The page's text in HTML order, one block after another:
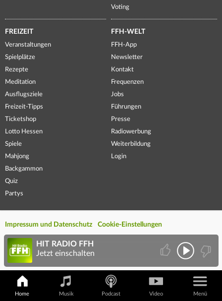
Voting
FREIZEIT
Veranstaltungen
Spielplätze
Rezepte
Meditation
Ausflugsziele
Freizeit-Tipps
Ticketshop
Lotto Hessen
Spiele
Mahjong
Backgammon
Quiz
Partys
FFH-WELT
FFH-App
Newsletter
Kontakt
Frequenzen
Jobs
Führungen
Presse
Radiowerbung
Weiterbildung
Login
Impressum und Datenschutz Cookie-Einstellungen
Home Musik Podcast Video Menü
HIT RADIO FFH
Jetzt einschalten